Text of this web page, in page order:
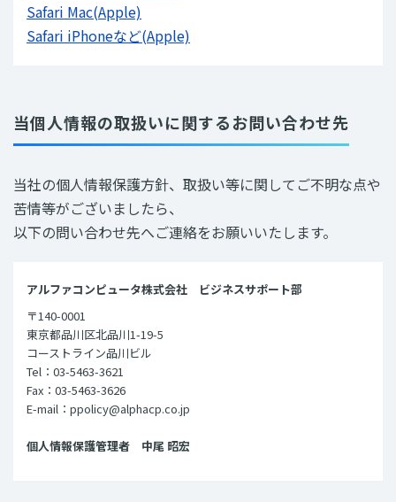
Safari Mac(Apple)
Safari iPhoneなど(Apple)
当個人情報の取扱いに関するお問い合わせ先
当社の個人情報保護方針、取扱い等に関してご不明な点や
苦情等がございましたら、
以下の問い合わせ先へご連絡をお願いいたします。
アルファコンピュータ株式会社 ビジネスサポート部
〒140-0001
東京都品川区北品川1-19-5
コーストライン品川ビル
Tel：03-5463-3621
Fax：03-5463-3626
E-mail：ppolicy@alphacp.co.jp
個人情報保護管理者 中尾 昭宏